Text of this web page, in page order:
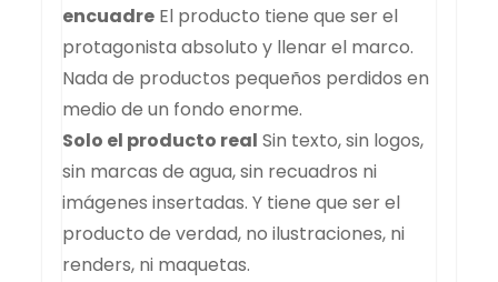
encuadre El producto tiene que ser el
protagonista absoluto y llenar el marco.
Nada de productos pequeños perdidos en
medio de un fondo enorme.
Solo el producto real Sin texto, sin logos,
sin marcas de agua, sin recuadros ni
imágenes insertadas. Y tiene que ser el
producto de verdad, no ilustraciones, ni
renders, ni maquetas.